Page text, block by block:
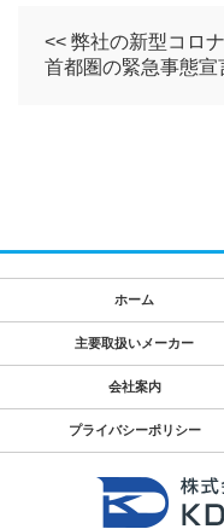
<< 弊社の新型コロ
首都圏の緊急事態
ホーム
主要取扱いメーカー
会社案内
プライバシーポリシー